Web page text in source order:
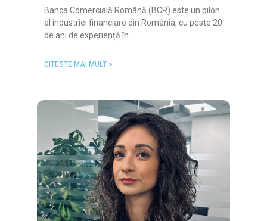
Banca Comercială Română (BCR) este un pilon
al industriei financiare din România, cu peste 20
de ani de experiență în
CITESTE MAI MULT >